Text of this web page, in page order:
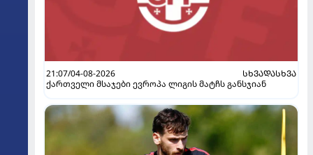
21:07/04-08-2026
ᲡᲮᲕᲐᲓᲐᲡᲮᲕᲐ
ქართველი მსაჯები ევროპა ლიგის მატჩს განსჯიან